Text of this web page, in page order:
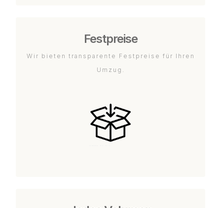
Festpreise
Wir bieten transparente Festpreise für Ihren
Umzug.